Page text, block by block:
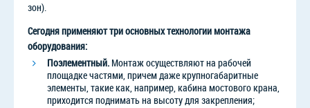
зон).
Сегодня применяют три основных технологии монтажа
оборудования:
Поэлементный. Монтаж осуществляют на рабочей
площадке частями, причем даже крупногабаритные
элементы, такие как, например, кабина мостового крана,
приходится поднимать на высоту для закрепления;